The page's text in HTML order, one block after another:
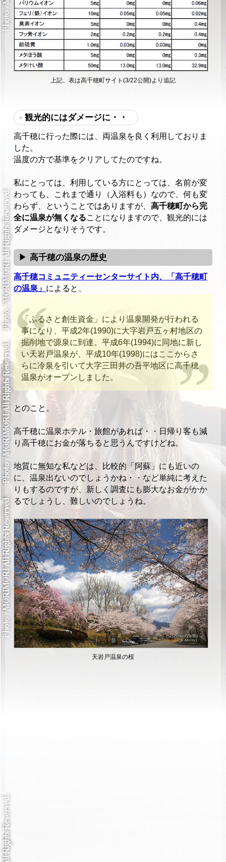
上記、表は高千穂町サイト(3/22公開)より追記
観光的にはダメージに・・
高千穂に行った際には、両温泉を良く利用しておりま
した。
温度の方で基準をクリアしてたのですね。
私にとっては、利用している方にとっては、名前が変
わっても、これまで通り（入浴料も）なので、何も変
わらず、ということではありますが、高千穂町から完
全に温泉が無くなることになりますので、観光的には
ダメージとなりそうです。
高千穂の温泉の歴史
高千穂コミュニティーセンターサイト内、「高千穂町
の温泉」 によると、
「ふるさと創生資金」により温泉開発が行われる
事になり、平成2年(1990)に大字岩戸五ヶ村地区の
掘削地で源泉に到達。平成6年(1994)に同地に新し
い天岩戸温泉が、平成10年(1998)にはここからさ
らに冷泉を引いて大字三田井の吾平地区に高千穂
温泉がオープンしました。
とのこと。
高千穂に温泉ホテル・旅館があれば・・日帰り客も減
り高千穂にお金が落ちると思うんですけどね。
地質に無知な私などは、比較的「阿蘇」にも近いの
に、温泉出ないのでしょうかね・・など単純に考えた
りもするのですが、新しく調査にも膨大なお金がかか
るでしょうし、難しいのでしょうね。
天岩戸温泉の桜